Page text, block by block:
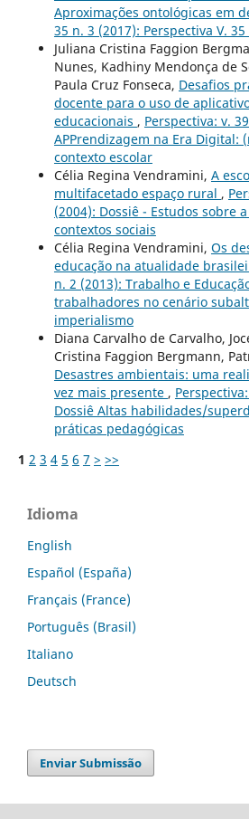
Aproximações ontológicas em
35 n. 3 (2017): Perspectiva V.
Juliana Cristina Faggion
Nunes, Kadhiny Mendonça de
Paula Cruz Fonseca, Desafios
docente para o uso de
educacionais , Perspectiva: v.
APPrendizagem na Era Digital:
contexto escolar
Célia Regina Vendramini, A
multifacetado espaço rural ,
(2004): Dossiê - Estudos sobre
contextos sociais
Célia Regina Vendramini, Os
educação na atualidade
n. 2 (2013): Trabalho e
trabalhadores no cenário
imperialismo
Diana Carvalho de Carvalho,
Cristina Faggion Bergmann,
Desastres ambientais: uma
vez mais presente ,
Dossiê Altas habilidades/
práticas pedagógicas
1 2 3 4 5 6 7 > >>
Idioma
English
Español (España)
Français (France)
Português (Brasil)
Italiano
Deutsch
Enviar Submissão